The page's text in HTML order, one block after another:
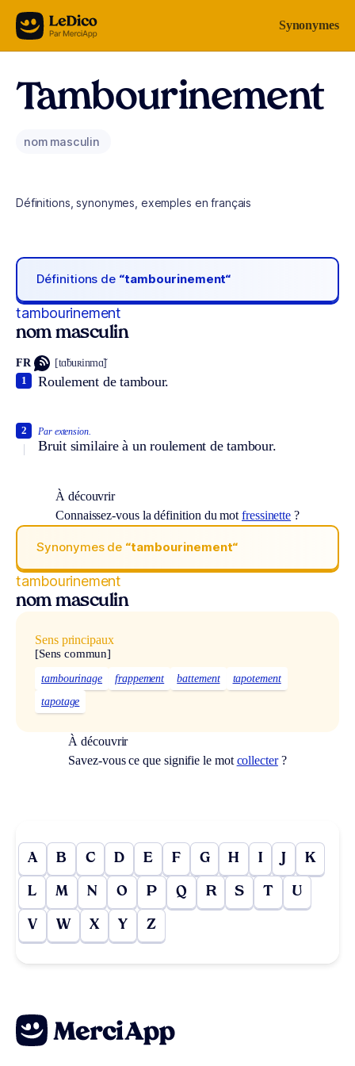
Aller au contenu Synonymes
Tambourinement
nom masculin
Définitions, synonymes, exemples en français
Définitions de “tambourinement“
tambourinement
nom masculin
FR [tɑ̃buʀinmɑ̃]
Roulement de tambour.
1
Par extension.
Bruit similaire à un roulement de tambour.
2
À découvrir
Connaissez-vous la définition du motfressinette ?
Synonymes de “tambourinement“
tambourinement
nom masculin
Sens principaux
[Sens commun]
tambourinage frappement battement
tapotement
tapotage
À découvrir
Savez-vous ce que signifie le mot collecter?
A B C D E F G H I J K
L M N O P Q R S T U
V W X Y Z